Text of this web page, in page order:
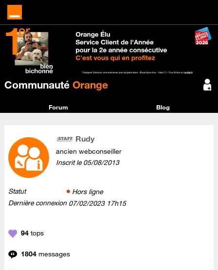
Communauté Orange
Forum Blog
Rudy
ancien webconseiller
Inscrit le‎05/08/2013
Statut
Hors ligne
Dernière connexion ‎07/02/2023 17h15
94 tops
1804 messages